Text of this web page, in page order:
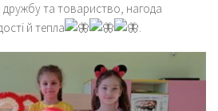
та товариство, нагода
й тепла
.